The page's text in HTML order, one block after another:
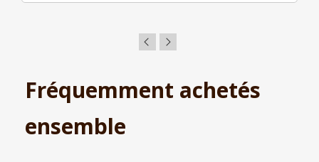
Fréquemment achetés
ensemble